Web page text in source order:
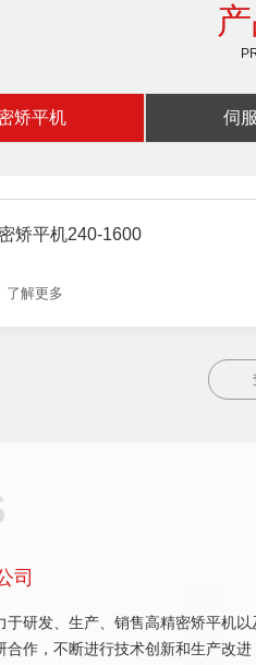
矫平机 伺
矫平机240-1600
了解更多
司
于研发、生产、销售高精密矫平机
合作，不断进行技术创新和生产改